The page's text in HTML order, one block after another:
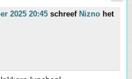
2025 20:45 schreef Nizno het